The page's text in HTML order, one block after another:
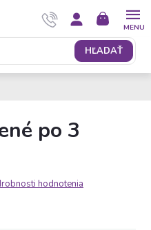
HĽADAŤ
NÁKUPNÝ
KOŠÍK
po 3
hodnotenia